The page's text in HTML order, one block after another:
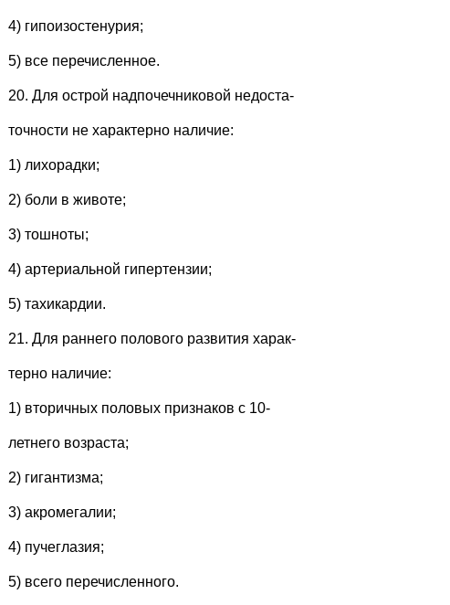
4) гипоизостенурия;
5) все перечисленное.
20. Для острой надпочечниковой недоста-
точности не характерно наличие:
1) лихорадки;
2) боли в животе;
3) тошноты;
4) артериальной гипертензии;
5) тахикардии.
21. Для раннего полового развития харак-
терно наличие:
1) вторичных половых признаков с 10-
летнего возраста;
2) гигантизма;
3) акромегалии;
4) пучеглазия;
5) всего перечисленного.